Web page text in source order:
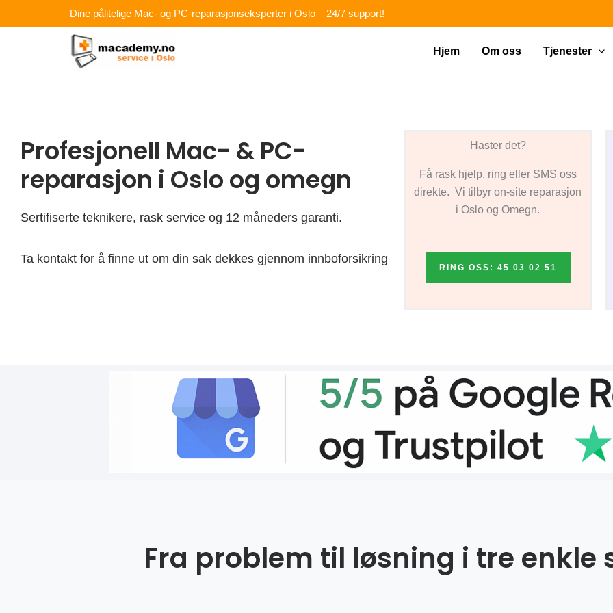
rett
Dine pålitelige Mac- og PC-reparasjonseksperter i Oslo – 24/7 support!
Hjem Om oss Tjenester
Profesjonell Mac- & PC-
reparasjon i Oslo og omegn
Sertifiserte teknikere, rask service og 12 måneders garanti.
Ta kontakt for å finne ut om din sak dekkes gjennom innboforsikring
Haster det?
Få rask hjelp, ring eller SMS oss
direkte. Vi tilbyr on-site reparasjon
i Oslo og Omegn.
RING OSS: 45 03 02 51
Fra problem til løsning i tre enkle